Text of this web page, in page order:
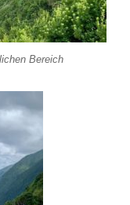
Bereich